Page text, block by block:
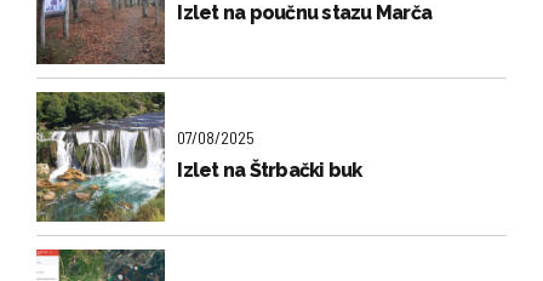
Izlet na poučnu stazu Marča
07/08/2025
Izlet na Štrbački buk